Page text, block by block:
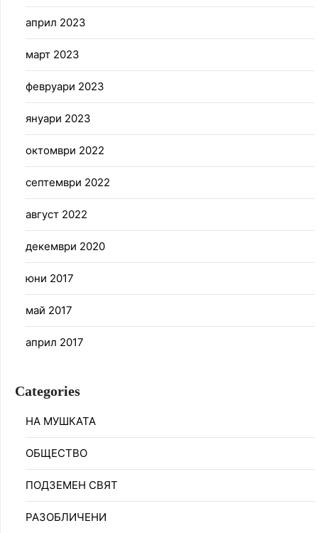
април 2023
март 2023
февруари 2023
януари 2023
октомври 2022
септември 2022
август 2022
декември 2020
юни 2017
май 2017
април 2017
Categories
НА МУШКАТА
ОБЩЕСТВО
ПОДЗЕМЕН СВЯТ
РАЗОБЛИЧЕНИ